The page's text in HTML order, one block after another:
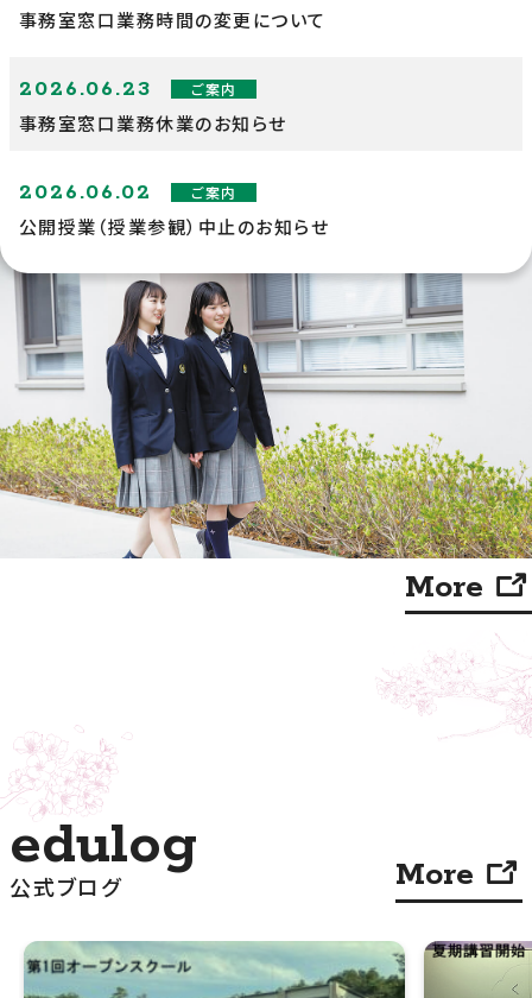
事務室窓口業務時間の変更について
2026.06.23 ご案内
事務室窓口業務休業のお知らせ
2026.06.02 ご案内
公開授業（授業参観）中止のお知らせ
More
公式ブログ More